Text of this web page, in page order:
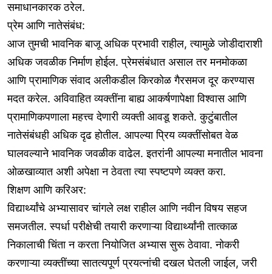
समाधानकारक ठरेल.
प्रेम आणि नातेसंबंध:
आज तुमची भावनिक बाजू अधिक प्रभावी राहील, त्यामुळे जोडीदाराशी
अधिक जवळीक निर्माण होईल. प्रेमसंबंधात असाल तर मनमोकळा
आणि प्रामाणिक संवाद अलीकडील किरकोळ गैरसमज दूर करण्यास
मदत करेल. अविवाहित व्यक्तींना बाह्य आकर्षणापेक्षा विश्वास आणि
प्रामाणिकपणाला महत्त्व देणारी व्यक्ती आवडू शकते. कुटुंबातील
नातेसंबंधही अधिक दृढ होतील. आपल्या प्रिय व्यक्तींसोबत वेळ
घालवल्याने भावनिक जवळीक वाढेल. इतरांनी आपल्या मनातील भावना
ओळखाव्यात अशी अपेक्षा न ठेवता त्या स्पष्टपणे व्यक्त करा.
शिक्षण आणि करिअर:
विद्यार्थ्यांचे अभ्यासावर चांगले लक्ष राहील आणि नवीन विषय सहज
समजतील. स्पर्धा परीक्षेची तयारी करणाऱ्या विद्यार्थ्यांनी तात्काळ
निकालाची चिंता न करता नियोजित अभ्यास सुरू ठेवावा. नोकरी
करणाऱ्या व्यक्तींच्या सातत्यपूर्ण प्रयत्नांची दखल घेतली जाईल, जरी